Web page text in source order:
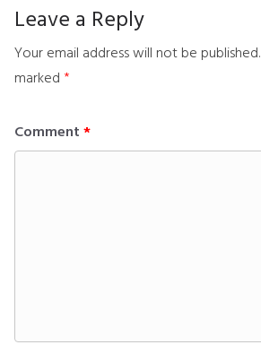
Leave a Reply
Your email address will not be published.
marked *
Comment *